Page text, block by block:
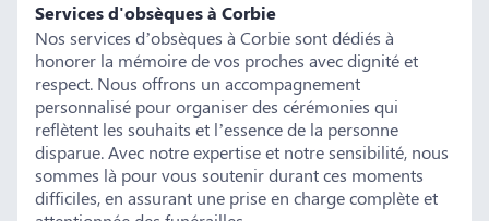
Services d'obsèques à Corbie
Nos services d’obsèques à Corbie sont dédiés à
honorer la mémoire de vos proches avec dignité et
respect. Nous offrons un accompagnement
personnalisé pour organiser des cérémonies qui
reflètent les souhaits et l’essence de la personne
disparue. Avec notre expertise et notre sensibilité, nous
sommes là pour vous soutenir durant ces moments
difficiles, en assurant une prise en charge complète et